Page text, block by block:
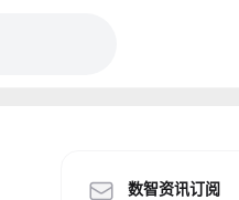
数智资讯订阅